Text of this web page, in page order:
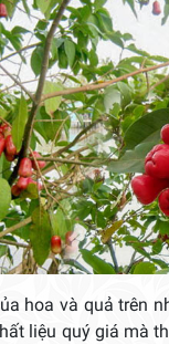
hoa và quả trên
liệu quý giá mà